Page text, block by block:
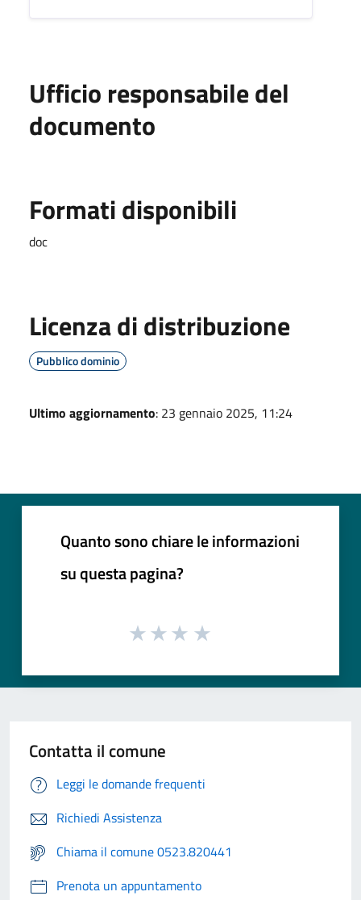
Ufficio responsabile del
documento
Formati disponibili
doc
Licenza di distribuzione
Pubblico dominio
Ultimo aggiornamento: 23 gennaio 2025, 11:24
Quanto sono chiare le informazioni
su questa pagina?
Contatta il comune
Leggi le domande frequenti
Richiedi Assistenza
Chiama il comune 0523.820441
Prenota un appuntamento